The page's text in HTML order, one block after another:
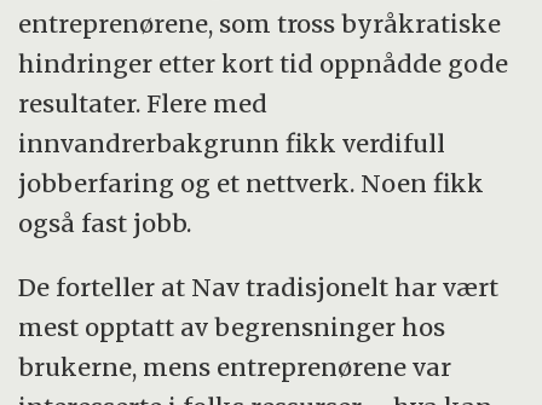
entreprenørene, som tross byråkratiske
hindringer etter kort tid oppnådde gode
resultater. Flere med
innvandrerbakgrunn fikk verdifull
jobberfaring og et nettverk. Noen fikk
også fast jobb.
De forteller at Nav tradisjonelt har vært
mest opptatt av begrensninger hos
brukerne, mens entreprenørene var